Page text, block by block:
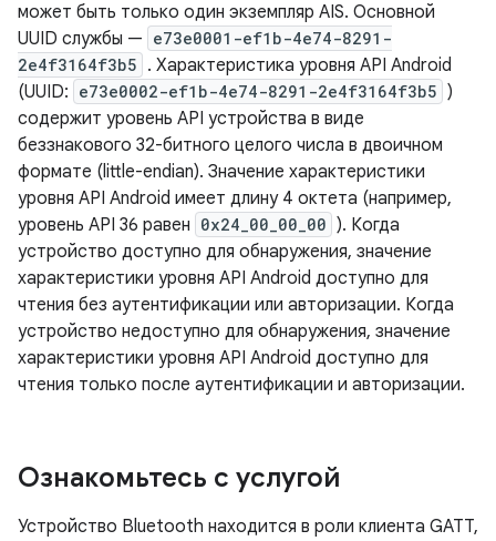
может быть только один экземпляр AIS. Основной
UUID службы — e73e0001-ef1b-4e74-8291-
2e4f3164f3b5 . Характеристика уровня API Android
(UUID: e73e0002-ef1b-4e74-8291-2e4f3164f3b5 )
содержит уровень API устройства в виде
беззнакового 32-битного целого числа в двоичном
формате (little-endian). Значение характеристики
уровня API Android имеет длину 4 октета (например,
уровень API 36 равен 0x24_00_00_00 ). Когда
устройство доступно для обнаружения, значение
характеристики уровня API Android доступно для
чтения без аутентификации или авторизации. Когда
устройство недоступно для обнаружения, значение
характеристики уровня API Android доступно для
чтения только после аутентификации и авторизации.
Ознакомьтесь с услугой
Устройство Bluetooth находится в роли клиента GATT,